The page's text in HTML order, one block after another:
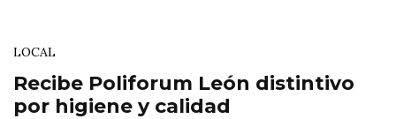
LOCAL
Recibe Poliforum León distintivo
por higiene y calidad